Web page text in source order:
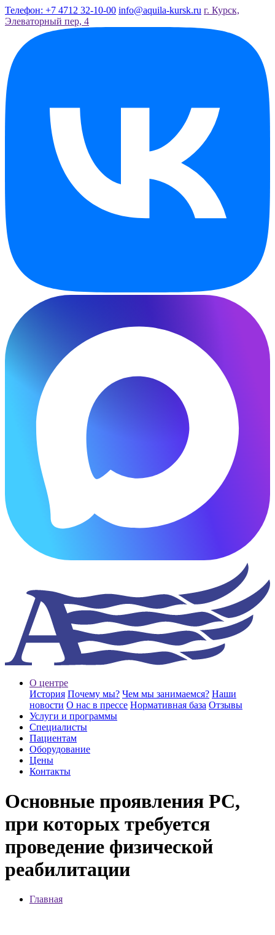
Телефон: +7 4712 32-10-00 info@aquila-kursk.ru г. Курск,
Элеваторный пер, 4
О центре
История Почему мы? Чем мы занимаемся? Наши
новости О нас в прессе Нормативная база Отзывы
Услуги и программы
Специалисты
Пациентам
Оборудование
Цены
Контакты
Основные проявления РС,
при которых требуется
проведение физической
реабилитации
Главная